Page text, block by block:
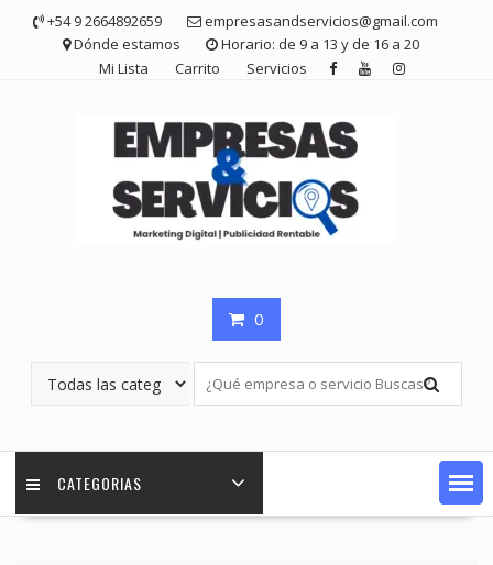
contenido
+54 9 2664892659
empresasandservicios@gmail.com
Dónde estamos
Horario: de 9 a 13 y de 16 a 20
Mi Lista
Carrito Servicios
0
CATEGORIAS